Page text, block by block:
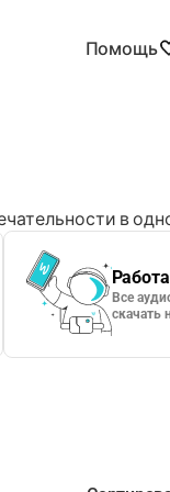
Помощь
в
Все
скачать